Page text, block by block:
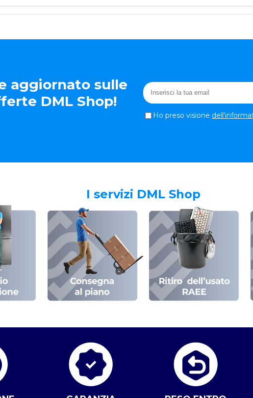
aggiornato sulle
DML Shop!
Ho preso visione
I servizi DML Shop